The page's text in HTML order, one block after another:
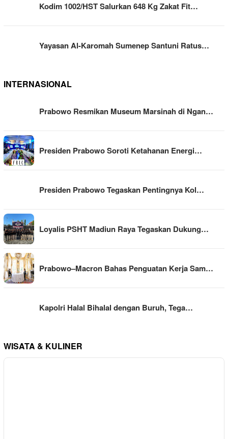
Kodim 1002/HST Salurkan 648 Kg Zakat Fit…
Yayasan Al-Karomah Sumenep Santuni Ratus…
INTERNASIONAL
Prabowo Resmikan Museum Marsinah di Ngan…
Presiden Prabowo Soroti Ketahanan Energi…
Presiden Prabowo Tegaskan Pentingnya Kol…
Loyalis PSHT Madiun Raya Tegaskan Dukung…
Prabowo–Macron Bahas Penguatan Kerja Sam…
Kapolri Halal Bihalal dengan Buruh, Tega…
WISATA & KULINER